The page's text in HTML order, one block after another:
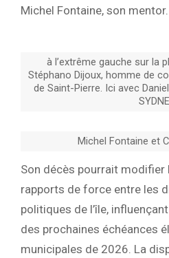
Michel Fontaine, son mentor.
à l’extrême gauche sur la
Stéphano Dijoux, homme de
de Saint-Pierre. Ici avec
SYDNE
Michel Fontaine et
Son décès pourrait modifier
rapports de force entre les
politiques de l’île,
des prochaines échéances
municipales de 2026. La